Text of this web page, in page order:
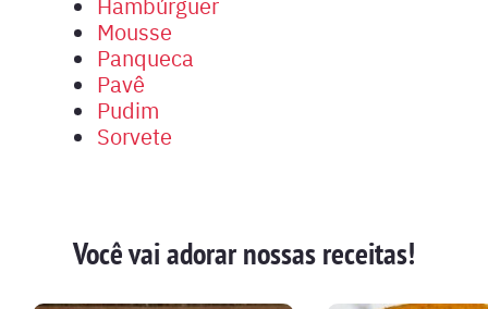
Mousse
Panqueca
Pavê
Pudim
Sorvete
Você vai adorar nossas receitas!